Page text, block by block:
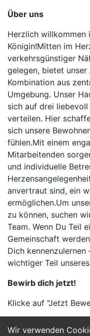
Wir verwenden
Über uns
Herzlich willkommen
Königin!Mitten im
verkehrsgünstiger
gelegen, bietet
Kombination aus
Umgebung. Unser
sich auf drei
verteilen. Hier
sich unsere
fühlen.Mit einem
Mitarbeitenden
und individuelle
anvertraut sind, ein
ermöglichen.Um
zu können, suchen
Team. Wenn Du Teil
Gemeinschaft
Dich
wichtiger Teil
Bewirb dich jetzt!
Klicke auf "Jetzt